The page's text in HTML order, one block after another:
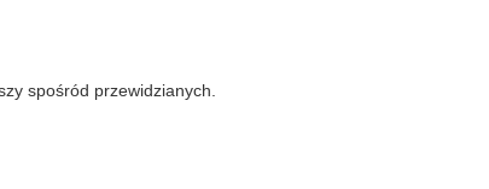
spośród przewidzianych.